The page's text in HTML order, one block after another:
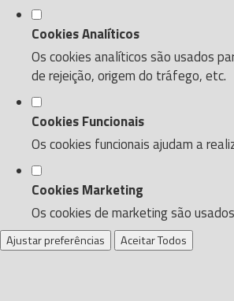
Cookies Analíticos
Os cookies analíticos são usados
de rejeição, origem do tráfego, etc.
Cookies Funcionais
Os cookies funcionais ajudam a
Cookies Marketing
Os cookies de marketing são
Ajustar preferências Aceitar Todos